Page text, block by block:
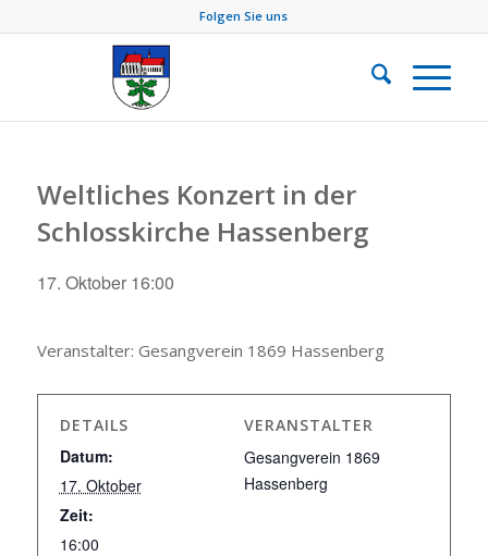
Folgen Sie uns
Weltliches Konzert in der
Schlosskirche Hassenberg
17. Oktober 16:00
Veranstalter: Gesangverein 1869 Hassenberg
DETAILS
Datum:
17. Oktober
Zeit:
16:00
VERANSTALTER
Gesangverein 1869
Hassenberg